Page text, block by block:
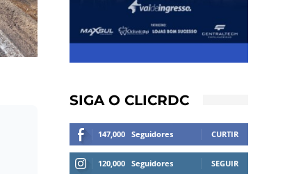
SIGA O CLICRDC
147,000 Seguidores CURTIR
120,000 Seguidores SEGUIR